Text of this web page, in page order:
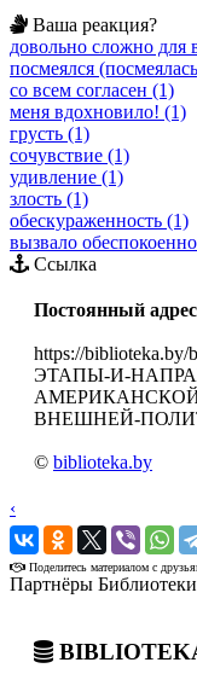
Ваша реакция?
довольно сложно для
посмеялся
со всем согласен (1)
меня вдохновило! (1)
грусть (1)
сочувствие (1)
удивление (1)
злость (1)
обескураженность (1)
вызвало
Ссылка
Постоянный
https://
ЭТАПЫ-И-
ВНЕШНЕЙ-
© biblioteka.by
‹
›
Поделитесь материалом с
Партнёры Библиотеки